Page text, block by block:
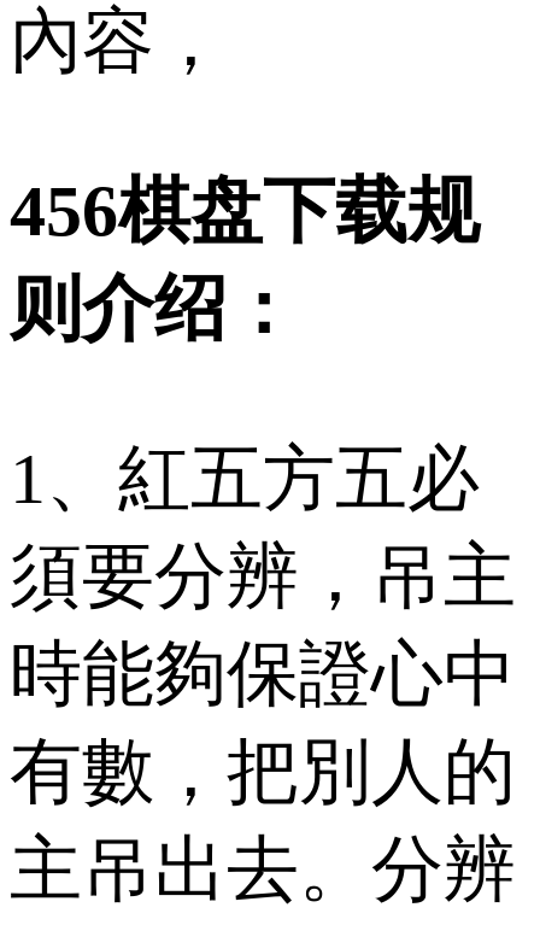
內容，
456棋盘下载规
则介绍：
1、紅五方五必
須要分辨，吊主
時能夠保證心中
有數，把別人的
主吊出去。分辨